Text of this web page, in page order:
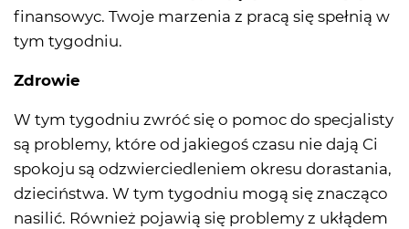
finansowyc. Twoje marzenia z pracą się spełnią w
tym tygodniu.
Zdrowie
W tym tygodniu zwróć się o pomoc do specjalisty
są problemy, które od jakiegoś czasu nie dają Ci
spokoju są odzwierciedleniem okresu dorastania,
dzieciństwa. W tym tygodniu mogą się znacząco
nasilić. Również pojawią się problemy z ukłądem